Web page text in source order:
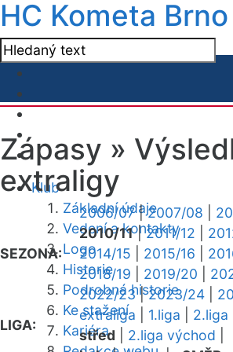
HC Kometa Brno
Klub
Základní údaje
Vedení a kontakty
Logo
Historie
Podrobná historie
Ke stažení
Kariéra
Zápasy »
extraligy
SEZONA:
2006/07|2007/08
2010/11|2011/12
2014/15
2015/16
2018/19
2019/20
2022/23|2023/24
LIGA:
extraliga 1.liga 2.liga
střed
2.liga východ